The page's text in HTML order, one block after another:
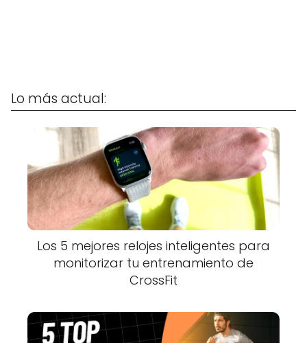
Lo más actual:
Los 5 mejores relojes inteligentes para
monitorizar tu entrenamiento de
CrossFit